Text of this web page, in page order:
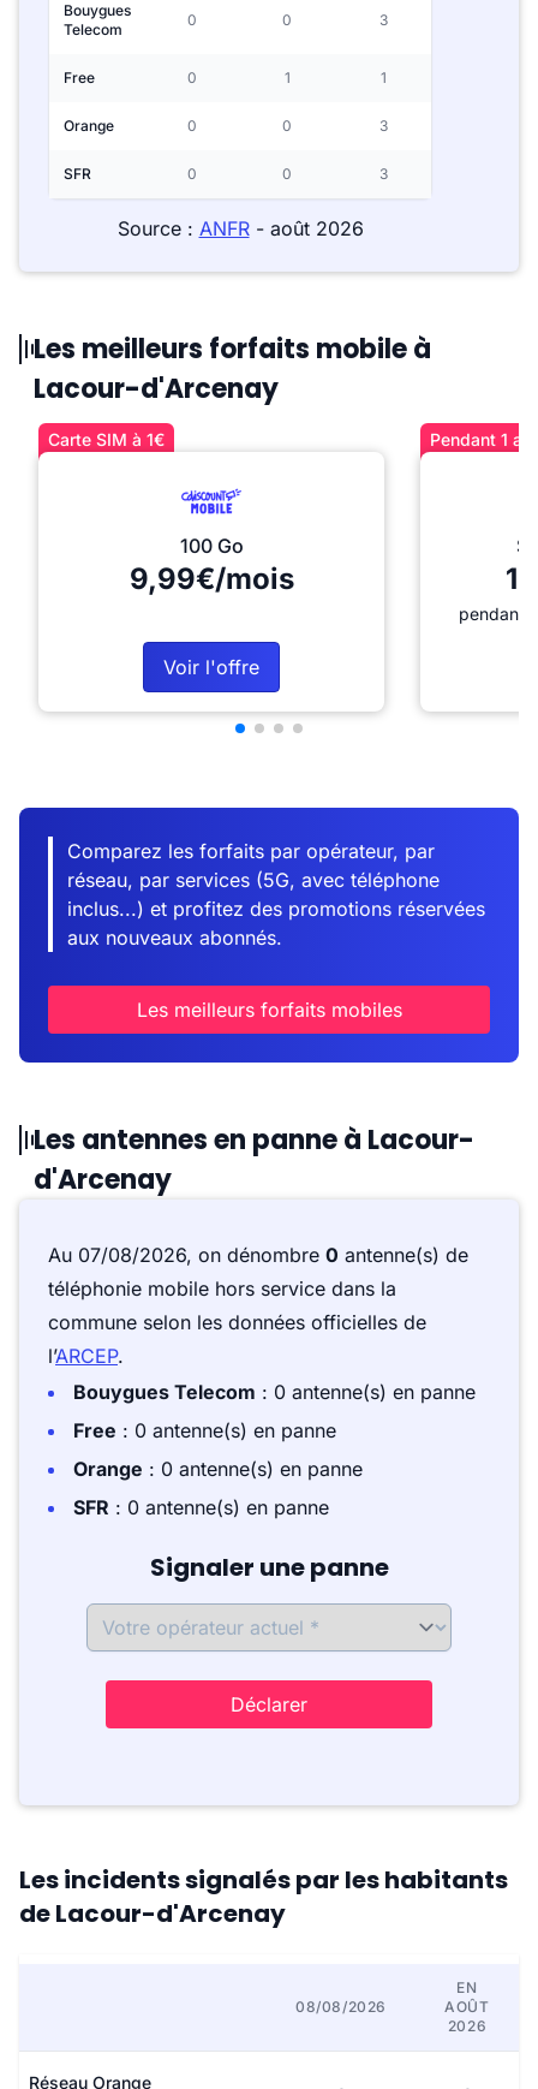
Bouygues
Telecom
0 0 3
Free 0 1 1
Orange 0 0 3
SFR 0 0 3
Source : ANFR- août 2026
Les meilleurs forfaits mobile à
Lacour-d'Arcenay
Carte SIM à 1€
100 Go
9,99€/mois
Voir l'offre
Pendant 1
pendant
Comparez les forfaits par opérateur, par
réseau, par services (5G, avec téléphone
inclus...) et profitez des promotions réservées
aux nouveaux abonnés.
Les meilleurs forfaits mobiles
Les antennes en panne à Lacour-
d'Arcenay
Au 07/08/2026, on dénombre 0 antenne(s) de
téléphonie mobile hors service dans la
commune selon les données officielles de
l’ARCEP.
Bouygues Telecom : 0 antenne(s) en panne
Free : 0 antenne(s) en panne
Orange : 0 antenne(s) en panne
SFR : 0 antenne(s) en panne
Signaler une panne
Déclarer
Les incidents signalés par les habitants
de Lacour-d'Arcenay
08/08/2026
EN
AOÛT
2026
Réseau Orange